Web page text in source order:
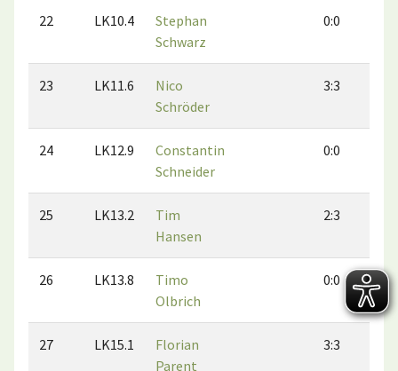
22 LK10.4
Stephan
Schwarz
0:0
23 LK11.6
Nico
Schröder
3:3
24 LK12.9
Constantin
Schneider
0:0
25 LK13.2
Tim
Hansen
2:3
26 LK13.8
Timo
Olbrich
0:0
27 LK15.1
Florian
Parent
3:3